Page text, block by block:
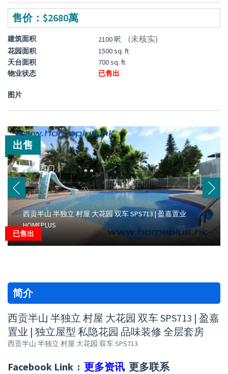
售价：$2680萬
建筑面积 2100 呎 (未核实)
花园面积
1500 sq. ft
天台面积
700 sq. ft
物业状态
已售出
图片
出售
已售出
西贡半山 半独立 村屋 大花园 双车 SPS713 | 盈嘉置业
HOMEPLUS
简介
西贡半山 半独立 村屋 大花园 双车 SPS713 | 盈嘉
置业 | 独立屋型 私隐花园 品味装修 全层套房
西贡半山 半独立 村屋 大花园 双车 SPS713
Facebook Link : 更多资讯 更多联系